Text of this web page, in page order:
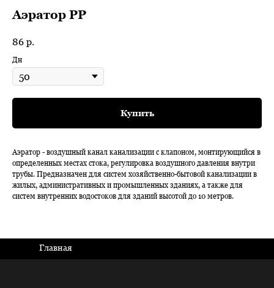
Аэратор РР
86 р.
Дн
Купить
Аэратор - воздушный канал канализации с клапоном, монтирующийся в
определенных местах стока, регулировка воздушного давления внутри
трубы. Предназначен для систем хозяйственно-бытовой канализации в
жилых, административных и промышленных зданиях, а также для
систем внутренних водостоков для зданий высотой до 10 метров.
Главная